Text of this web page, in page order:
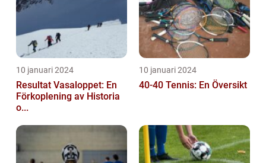
10 januari 2024
Resultat Vasaloppet: En
Förkoplening av Historia
o...
10 januari 2024
40-40 Tennis: En Översikt